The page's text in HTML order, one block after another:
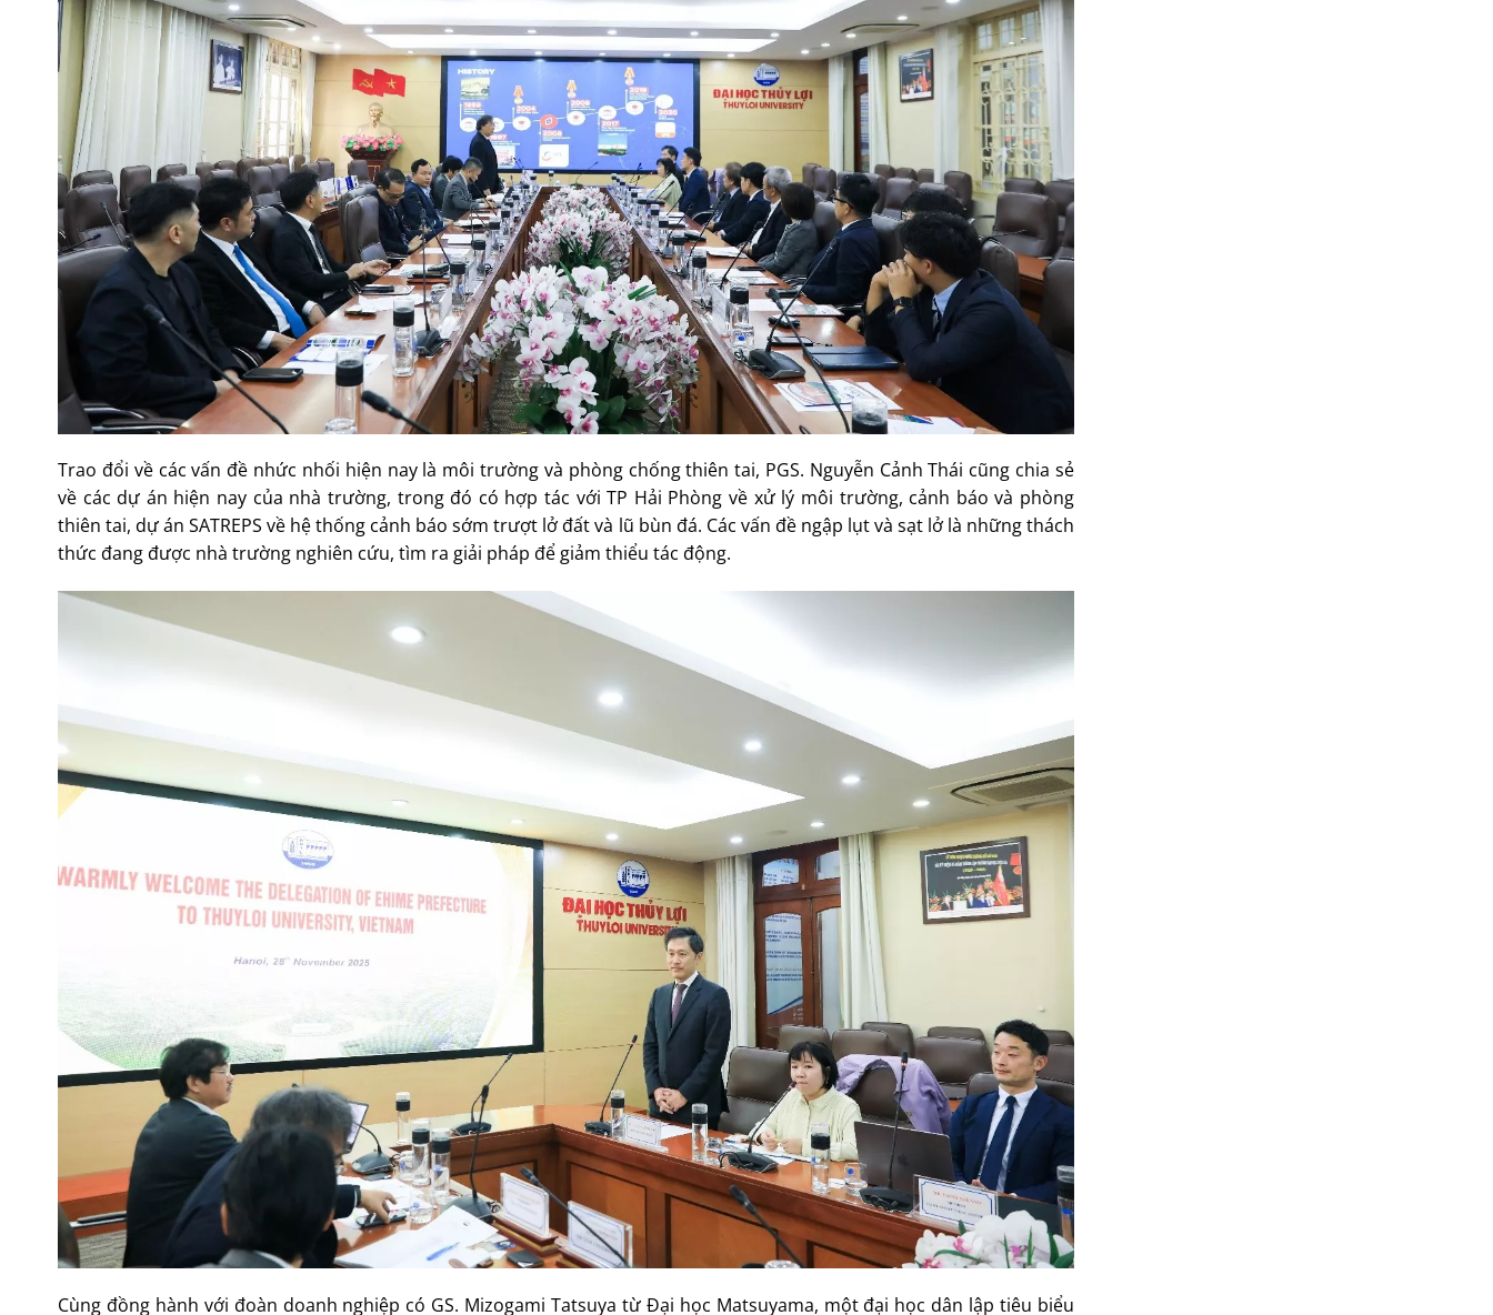
Trao đổi về các vấn đề nhức nhối hiện nay là môi trường và phòng chống thiên tai, PGS. Nguyễn Cảnh Thái cũng chia sẻ
về các dự án hiện nay của nhà trường, trong đó có hợp tác với TP Hải Phòng về xử lý môi trường, cảnh báo và phòng
thiên tai, dự án SATREPS về hệ thống cảnh báo sớm trượt lở đất và lũ bùn đá. Các vấn đề ngập lụt và sạt lở là những thách
thức đang được nhà trường nghiên cứu, tìm ra giải pháp để giảm thiểu tác động.
Cùng đồng hành với đoàn doanh nghiệp có GS. Mizogami Tatsuya từ Đại học Matsuyama, một đại học dân lập tiêu biểu